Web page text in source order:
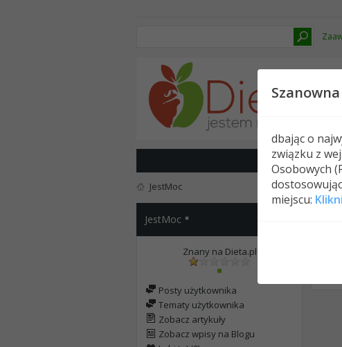
JestMoc
JestMoc
Znany na Dieta.pl
Posty użytkownika
Tematy użytkownika
Zobacz artykuły
Zobacz wpisy na Blogu
dbając o
związku z
Osobowych
miejscu: